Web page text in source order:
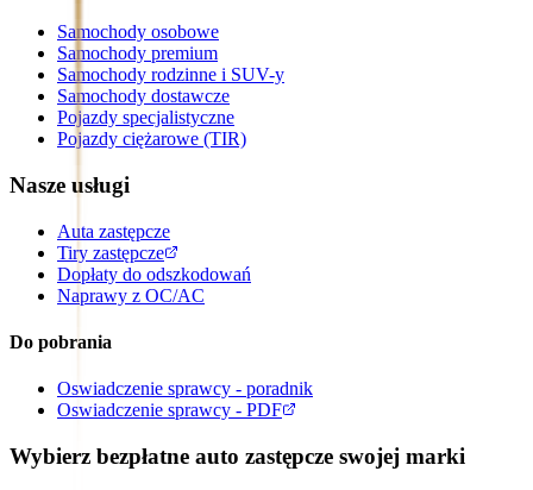
Samochody osobowe
Samochody premium
Samochody rodzinne i SUV-y
Samochody dostawcze
Pojazdy specjalistyczne
Pojazdy ciężarowe (TIR)
Nasze usługi
Auta zastępcze
Tiry zastępcze
Dopłaty do odszkodowań
Naprawy z OC/AC
Do pobrania
Oswiadczenie sprawcy - poradnik
Oswiadczenie sprawcy - PDF
Wybierz bezpłatne auto zastępcze swojej marki